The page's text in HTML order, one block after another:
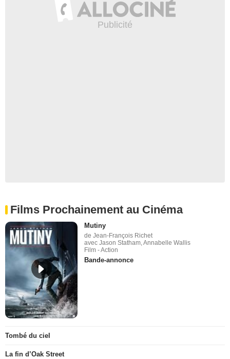
Films Prochainement au Cinéma
Mutiny
de Jean-François Richet
avec Jason Statham, Annabelle Wallis
Film - Action
Bande-annonce
Tombé du ciel
La fin d’Oak Street